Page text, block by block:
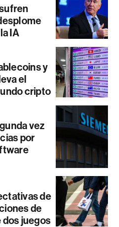
IA
y
el
cripto
vez
por
de
de
dos juegos